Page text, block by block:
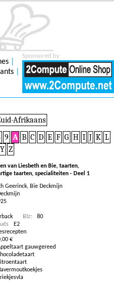
Sponsored by
Afrikaans
9 A B C D E F G H I J K L
Y Z
van Liesbeth en Bie, taarten,
taarten, specialiteiten - Deel 1
Geerinck, Bie Deckmijn
Blz:
80
E2
€
gauwgereed